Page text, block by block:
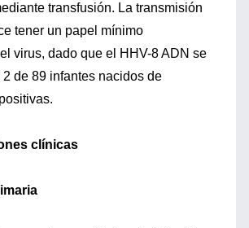
transfusión. La transmisión
tener un papel mínimo
virus, dado que el HHV-8 ADN se
de 89 infantes nacidos de
clínicas